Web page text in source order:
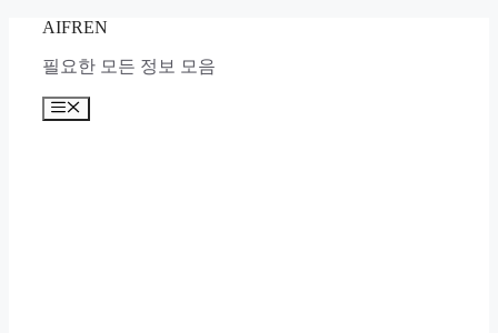
content
AIFREN
필요한 모든 정보 모음
Menu